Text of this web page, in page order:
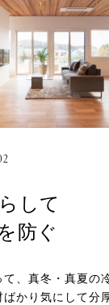
して
防ぐ
、真冬・真夏の
かり気にして分